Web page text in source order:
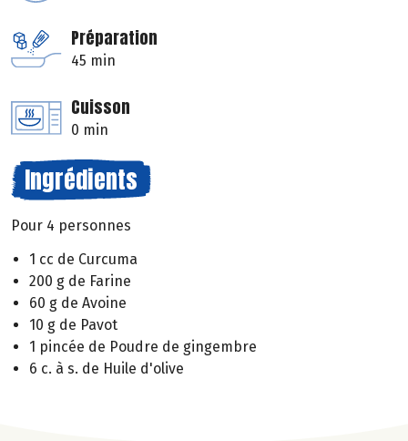
Préparation
45 min
Cuisson
0 min
Ingrédients
Pour 4 personnes
1 cc de Curcuma
200 g de Farine
60 g de Avoine
10 g de Pavot
1 pincée de Poudre de gingembre
6 c. à s. de Huile d'olive